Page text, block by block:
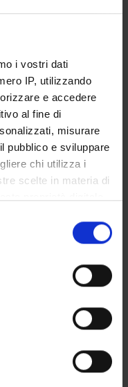
i vostri dati
IP, utilizzando
e accedere
al fine di
misurare
pubblico e sviluppare
chi utilizza i
scelte in materia di
in qualsiasi
o facendo clic
tua posizione
di qualche
scansionandolo